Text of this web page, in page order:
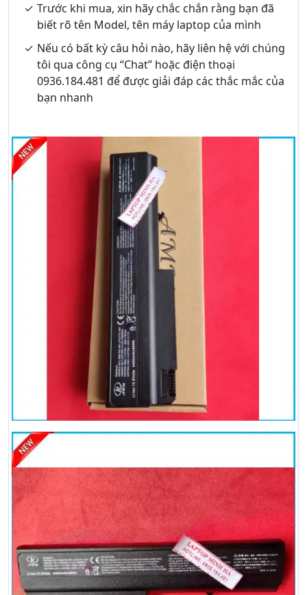
Trước khi mua, xin hãy chắc chắn rằng bạn đã
biết rõ tên Model, tên máy laptop của mình
Nếu có bất kỳ câu hỏi nào, hãy liên hệ với chúng
tôi qua công cụ “Chat” hoặc điện thoại
0936.184.481 để được giải đáp các thắc mắc của
bạn nhanh